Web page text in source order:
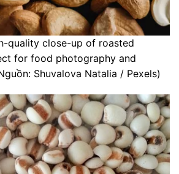
quality close-up of roasted
for food photography and
Shuvalova Natalia / Pexels)